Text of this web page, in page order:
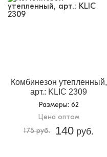
Комбинезон утепленный,
арт.: KLIC 2309
Размеры: 62
Цена оптом
175 руб.
140 руб.